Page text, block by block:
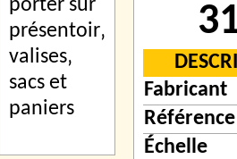
Fabricant
Référence
Échelle